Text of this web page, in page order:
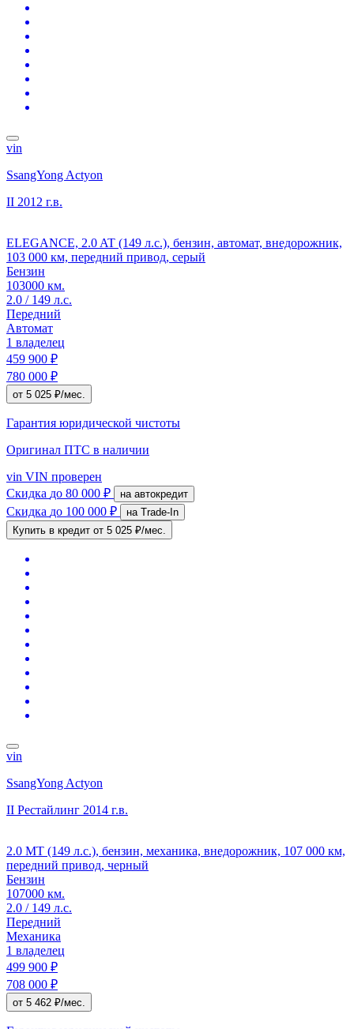
vin
SsangYong Actyon
II 2012 г.в.
ELEGANCE, 2.0 AT (149 л.с.), бензин, автомат, внедорожник,
103 000 км, передний привод, серый
Бензин
103000 км.
2.0 / 149 л.с.
Передний
Автомат
1 владелец
459 900 ₽
780 000 ₽
от 5 025 ₽/мес.
Гарантия юридической чистоты
Оригинал ПТС в наличии
vin VIN проверен
Скидка до 80 000 ₽ на автокредит
Скидка до 100 000 ₽
на Trade-In
Купить в кредит от 5 025 ₽/мес.
vin
SsangYong Actyon
II Рестайлинг 2014 г.в.
2.0 MT (149 л.с.), бензин, механика, внедорожник, 107 000 км,
передний привод, черный
Бензин
107000 км.
2.0 / 149 л.с.
Передний
Механика
1 владелец
499 900 ₽
708 000 ₽
от 5 462 ₽/мес.